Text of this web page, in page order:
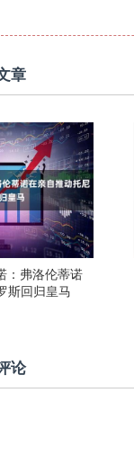
章
：弗洛伦蒂诺
斯回归皇马
论